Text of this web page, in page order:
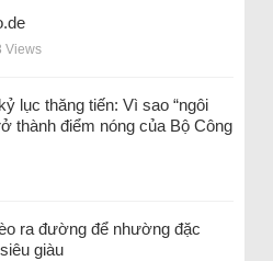
Views
lục thăng tiến: Vì sao “ngôi
thành điểm nóng của Bộ Công
ra đường để nhường đặc
giàu